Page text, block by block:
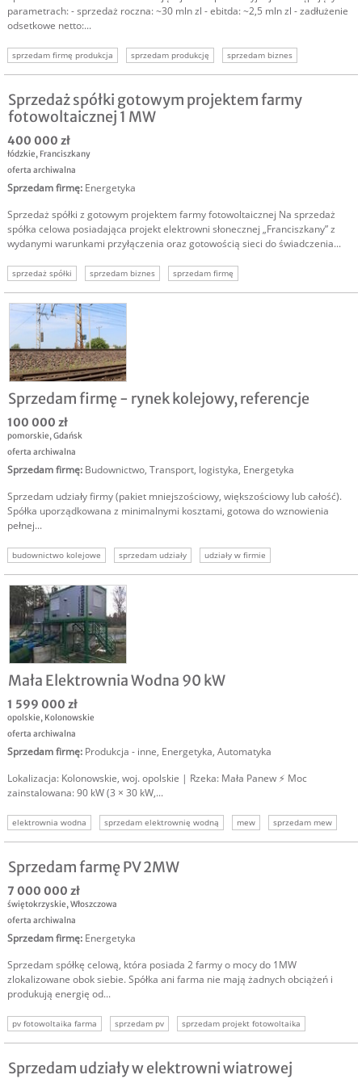
parametrach: - sprzedaż roczna: ~30 mln zl - ebitda: ~2,5 mln zl - zadłużenie
odsetkowe netto:...
sprzedam firmę produkcja sprzedam produkcję
sprzedam biznes
technologie
energetyka sprzedam biznes produkcyjny sprzedam udziały
Sprzedaż spółki gotowym projektem farmy
fotowoltaicznej 1 MW
400 000 zł
łódzkie, Franciszkany
oferta archiwalna
Sprzedam firmę: Energetyka
Sprzedaż spółki z gotowym projektem farmy fotowoltaicznej Na sprzedaż
spółka celowa posiadająca projekt elektrowni słonecznej „Franciszkany” z
wydanymi warunkami przyłączenia oraz gotowością sieci do świadczenia...
sprzedaż spółki sprzedam biznes sprzedam firmę
Sprzedam firmę - rynek kolejowy, referencje
100 000 zł
pomorskie,Gdańsk
oferta archiwalna
Sprzedam firmę: Budownictwo, Transport, logistyka, Energetyka
Sprzedam udziały firmy (pakiet mniejszościowy, większościowy lub całość).
Spółka uporządkowana z minimalnymi kosztami, gotowa do wznowienia
pełnej...
budownictwo kolejowe sprzedam udziały
udziały w firmie
udziały w biznesie
energetyka kolejowa
sprzedam biznes energetyka
sprzedaż udziałów
Mała Elektrownia Wodna 90 kW
1 599 000 zł
opolskie, Kolonowskie
oferta archiwalna
Sprzedam firmę: Produkcja - inne, Energetyka, Automatyka
Lokalizacja: Kolonowskie, woj. opolskie | Rzeka: Mała Panew ⚡ Moc
zainstalowana: 90 kW (3 × 30 kW,...
elektrownia wodna sprzedam elektrownię wodną mew
sprzedam mew
mała elektrownia wodna
energetyka odnawialna zielona energia
Sprzedam farmę PV 2MW
7 000 000 zł
świętokrzyskie,Włoszczowa
oferta archiwalna
Sprzedam firmę: Energetyka
Sprzedam spółkę celową, która posiada 2 farmy o mocy do 1MW
zlokalizowane obok siebie. Spółka ani farma nie mają żadnych obciążeń i
produkują energię od...
pv fotowoltaika farma sprzedam pv
sprzedam projekt fotowoltaika
sprzedam biznes pv
sprzedam biznes fotowoltaika
Sprzedam udziały w elektrowni wiatrowej